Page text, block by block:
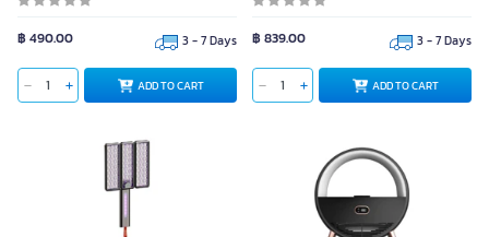
฿ 490.00 3 - 7 Days
ADD TO CART
Unit
Units
ADD TO CART
฿ 839.00 3 - 7 Days
ADD TO CART